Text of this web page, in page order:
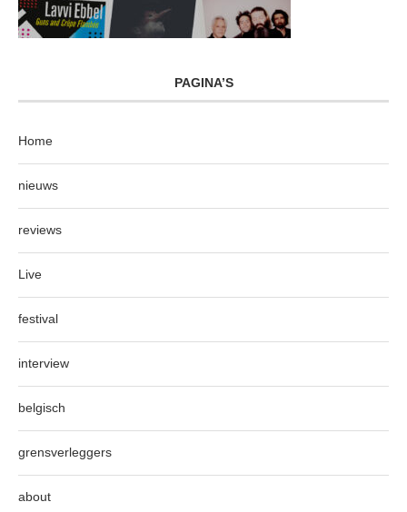
PAGINA’S
Home
nieuws
reviews
Live
festival
interview
belgisch
grensverleggers
about